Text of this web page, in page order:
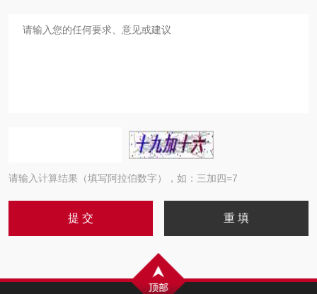
请输入计算结果（填写阿拉伯数字），如：三加四=7